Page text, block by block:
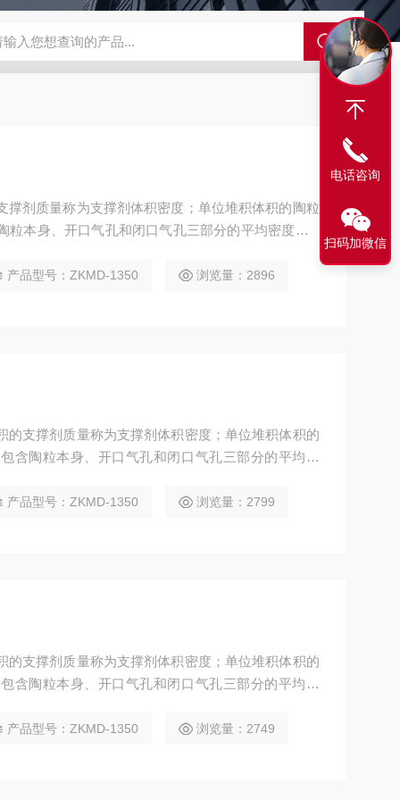
GCDDJ-50Kv绝缘材料电压击穿强度试验机 GCDDJ-100Kv
撑剂质量称为支撑剂体积密度；单位堆积体积的陶粒
粒本身、开口气孔和闭口气孔三部分的平均密度。1.
12.7mm； 桶状容器高76.2mm；
产品型号：ZKMD-1350 浏览量：2896
的支撑剂质量称为支撑剂体积密度；单位堆积体积的
含陶粒本身、开口气孔和闭口气孔三部分的平均密
斗口高12.7mm； 桶状容器高76.2mm；
产品型号：ZKMD-1350 浏览量：2799
的支撑剂质量称为支撑剂体积密度；单位堆积体积的
含陶粒本身、开口气孔和闭口气孔三部分的平均密
斗口高12.7mm； 桶状容器高76.2mm；
产品型号：ZKMD-1350 浏览量：2749
电话咨询
扫码加微信